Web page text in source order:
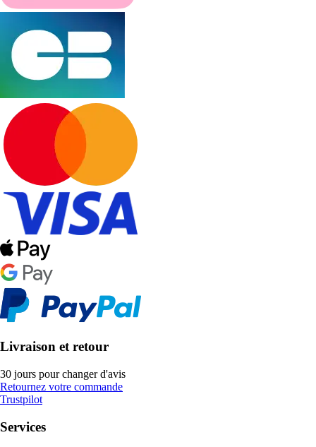
Livraison et retour
30 jours pour changer d'avis
Retournez votre commande
Trustpilot
Services